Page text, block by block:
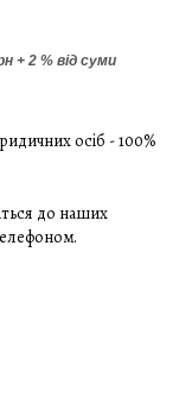
+ 2 % від суми
осіб - 100%
до наших